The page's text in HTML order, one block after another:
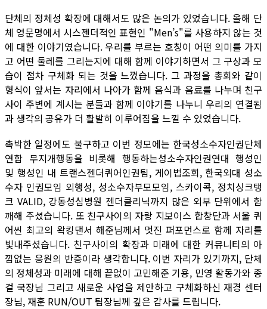
단체의 정체성 확장에 대해서도 많은 논의가 있었습니다. 올해 단
체 영문명에서 시스젠더적인 표현인 "Men’s"를 사용하지 않는 것
에 대한 이야기였습니다. 우리를 부르는 호칭이 어떤 의미를 가지
고 어떤 둘레를 그리는지에 대해 함께 이야기하면서 그 구상과 모
습이 점차 구체화 되는 것을 느꼈습니다. 그 과정을 총회와 같이
형식이 앞서는 자리에서 나아가 함께 음식과 음료를 나누며 친구
사이 주변에 계시는 분들과 함께 이야기를 나누니 우리의 연결됨
과 생각의 공유가 더 활발히 이루어짐을 느낄 수 있었습니다.
촉박한 일정에도 불구하고 이번 정모에는 한국성소수자인권단체
연합 무지개행동을 비롯해 행동하는성소수자인권연대 행성인
및 행성인 내 트랜스젠더퀴어인권팀, 게이법조회, 한국외대 성소
수자 인권모임 외행성, 성소수자부모모임, 스카이콕, 정치싱크탱
크 VALID, 강동성심병원 젠더클리닉까지 많은 외부 단위에서 함
깨해 주셨습니다. 또 친구사이의 자랑 지보이스 합창단과 서울 퀴
어씬 최고의 왁킹댄서 해준님께서 멋진 퍼포먼스로 함께 자리를
빛내주셨습니다. 친구사이의 확장과 미래에 대한 커뮤니티의 아
낌없는 응원의 반증이라 생각합니다. 이번 자리가 있기까지, 단체
의 정체성과 미래에 대해 끝없이 고민해준 기용, 민영 활동가와 종
걸 국장님 그리고 새로운 사업을 제안하고 구체화하신 재경 센터
장님, 재훈 RUN/OUT 팀장님께 깊은 감사를 드립니다.